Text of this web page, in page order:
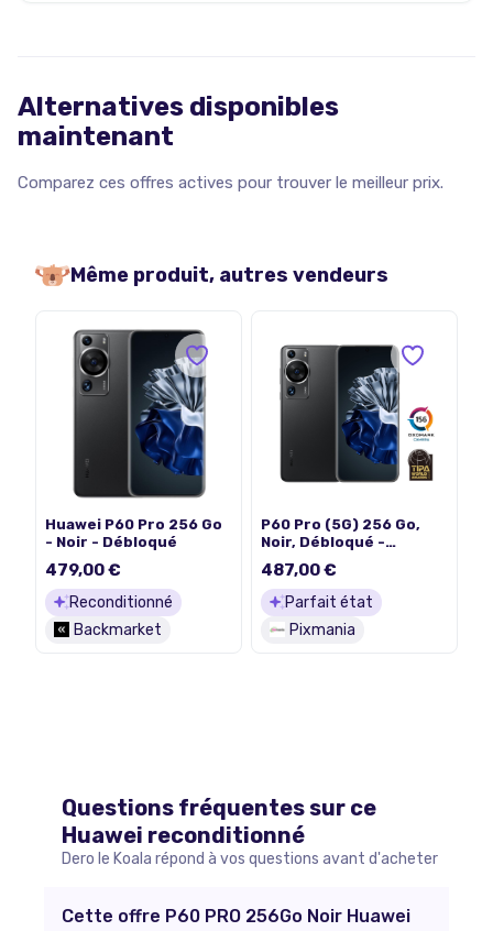
Alternatives disponibles
maintenant
Comparez ces offres actives pour trouver le meilleur prix.
Même produit, autres vendeurs
Huawei P60 Pro 256 Go
- Noir - Débloqué
479,00 €
Reconditionné
Backmarket
P60 Pro (5G) 256 Go,
Noir, Débloqué -
487,00 €
Parfait état
Pixmania
Questions fréquentes sur ce
Huawei reconditionné
Dero le Koala répond à vos questions avant d'acheter
Cette offre P60 PRO 256Go Noir Huawei